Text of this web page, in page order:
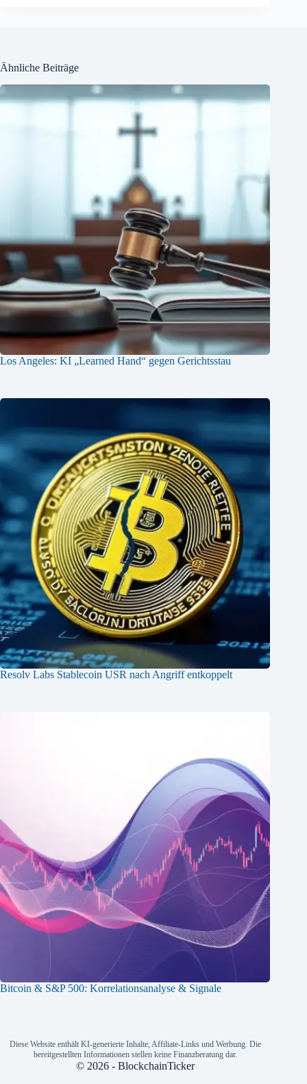
Ähnliche Beiträge
Los Angeles: KI „Learned Hand“ gegen Gerichtsstau
Resolv Labs Stablecoin USR nach Angriff entkoppelt
Bitcoin & S&P 500: Korrelationsanalyse & Signale
Diese Website enthält KI-generierte Inhalte, Affiliate-Links und Werbung. Die
bereitgestellten Informationen stellen keine Finanzberatung dar.
© 2026 - BlockchainTicker